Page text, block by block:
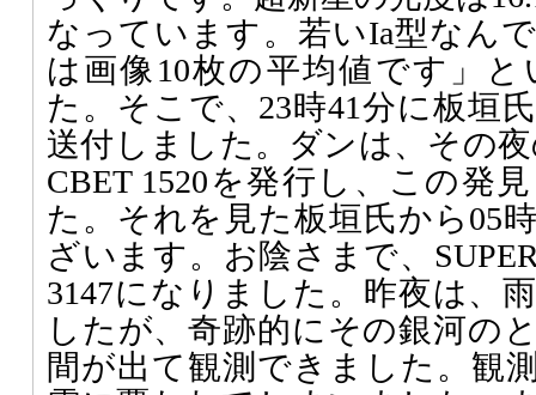
なっています。若いIa型なん
は画像10枚の平均値です」
た。そこで、23時41分に板垣
送付しました。ダンは、その夜
CBET 1520を発行し、この発
た。それを見た板垣氏から05
ざいます。お陰さまで、
3147になりました。昨夜は、
したが、奇跡的にその銀河の
間が出て観測できました。観